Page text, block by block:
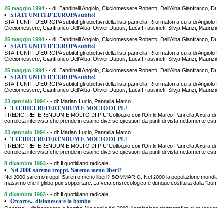
25 maggio 1994 - - di: Bandinelli Angiolo, Cicciomessere Roberto, Dell'Alba Gianfranco,
• STATI UNITI D'EUROPA subito!
STATI UNITI D'EUROPA subito! gli obiettivi della lista pannella-Riformatori a cura di Angiolo
Cicciomessere, Gianfranco Dell'Alba, Olivier Dupuis, Luca Frassineti, Silvja Manzi,
25 maggio 1994 - - di: Bandinelli Angiolo, Cicciomessere Roberto, Dell'Alba Gianfranco,
• STATI UNITI D'EUROPA subito!
STATI UNITI D'EUROPA subito! gli obiettivi della lista pannella-Riformatori a cura di Angiolo
Cicciomessere, Gianfranco Dell'Alba, Olivier Dupuis, Luca Frassineti, Silvja Manzi,
25 maggio 1994 - - di: Bandinelli Angiolo, Cicciomessere Roberto, Dell'Alba Gianfranco,
• STATI UNITI D'EUROPA subito!
STATI UNITI D'EUROPA subito! gli obiettivi della lista pannella-Riformatori a cura di Angiolo
Cicciomessere, Gianfranco Dell'Alba, Olivier Dupuis, Luca Frassineti, Silvja Manzi,
23 gennaio 1994 - - di: Mariani Lucio, Pannella Marco
• TREDICI REFERENDUM E MOLTO DI PIU'
TREDICI REFERENDUM E MOLTO DI PIU' Colloquio con l'On.le Marco Pannella A cura
completa intervista che prende in esame diverse questioni da punti di vista nettamente
23 gennaio 1994 - - di: Mariani Lucio, Pannella Marco
• TREDICI REFERENDUM E MOLTO DI PIU'
TREDICI REFERENDUM E MOLTO DI PIU' Colloquio con l'On.le Marco Pannella A cura
completa intervista che prende in esame diverse questioni da punti di vista nettamente
8 dicembre 1993 - - di: Il quotidiano radicale
• Nel 2000 saremo troppi. Saremo meno liberi?
Nel 2000 saremo troppi. Saremo meno liberi? SOMMARIO: Nel 2000 la popolazione
massimo che il globo può sopportare. La vera crisi ecologica è dunque costituita dalla
8 dicembre 1993 - - di: Il quotidiano radicale
• Occorre... disinnescare la bomba